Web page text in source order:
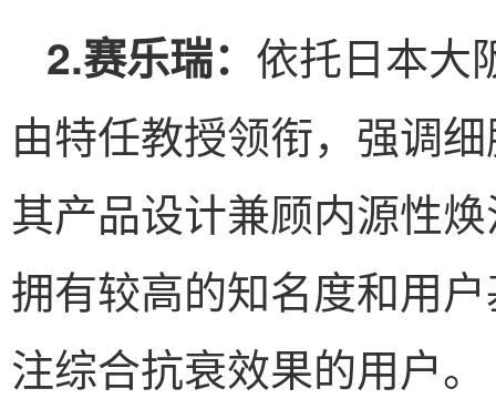
2.赛乐瑞： 依托日本大
由特任教授领衔，强调
其产品设计兼顾内源性
拥有较高的知名度和用
注综合抗衰效果的用户。